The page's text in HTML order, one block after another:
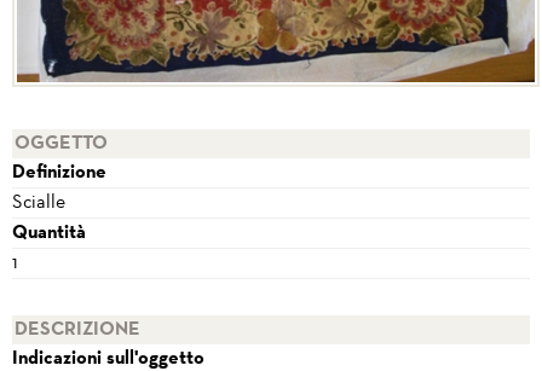
OGGETTO
Definizione
Scialle
Quantità
1
DESCRIZIONE
Indicazioni sull'oggetto